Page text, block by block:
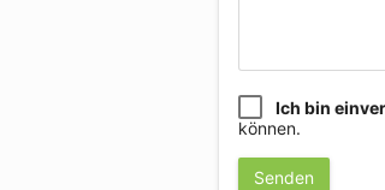
Ich bin
können.
Senden